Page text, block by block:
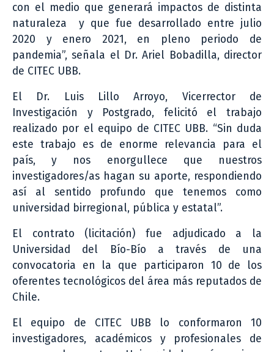
con el medio que generará impactos de distinta
naturaleza y que fue desarrollado entre julio
2020 y enero 2021, en pleno periodo de
pandemia”, señala el Dr. Ariel Bobadilla, director
de CITEC UBB.
El Dr. Luis Lillo Arroyo, Vicerrector de
Investigación y Postgrado, felicitó el trabajo
realizado por el equipo de CITEC UBB. “Sin duda
este trabajo es de enorme relevancia para el
país, y nos enorgullece que nuestros
investigadores/as hagan su aporte, respondiendo
así al sentido profundo que tenemos como
universidad birregional, pública y estatal”.
El contrato (licitación) fue adjudicado a la
Universidad del Bío-Bío a través de una
convocatoria en la que participaron 10 de los
oferentes tecnológicos del área más reputados de
Chile.
El equipo de CITEC UBB lo conformaron 10
investigadores, académicos y profesionales de